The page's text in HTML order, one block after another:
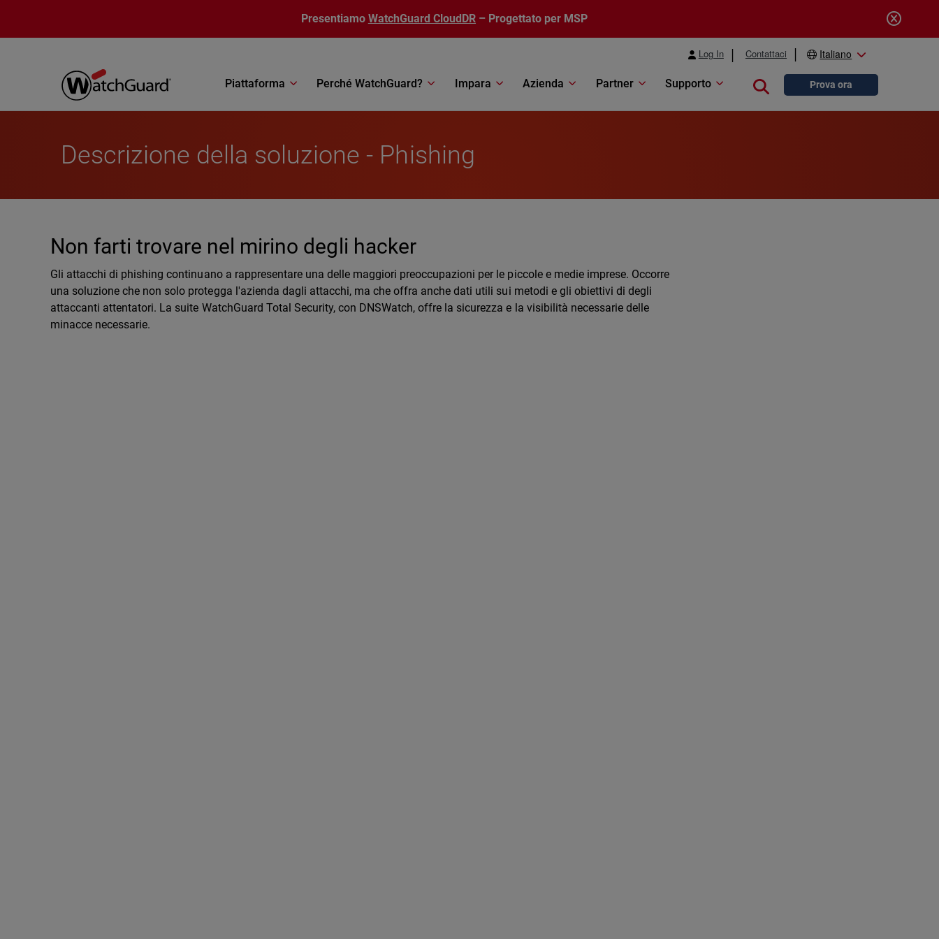
Presentiamo WatchGuard CloudDR – Progettato per MSP
Log In Contattaci Italiano
Piattaforma Perché WatchGuard? Impara Azienda Partner Supporto Close searchProva ora
Descrizione della soluzione - Phishing
Non farti trovare nel mirino degli hacker
Gli attacchi di phishing continuano a rappresentare una delle maggiori preoccupazioni per le piccole e medie imprese. Occorre
una soluzione che non solo protegga l'azienda dagli attacchi, ma che offra anche dati utili sui metodi e gli obiettivi di degli
attaccanti attentatori. La suite WatchGuard Total Security, con DNSWatch, offre la sicurezza e la visibilità necessarie delle
minacce necessarie.